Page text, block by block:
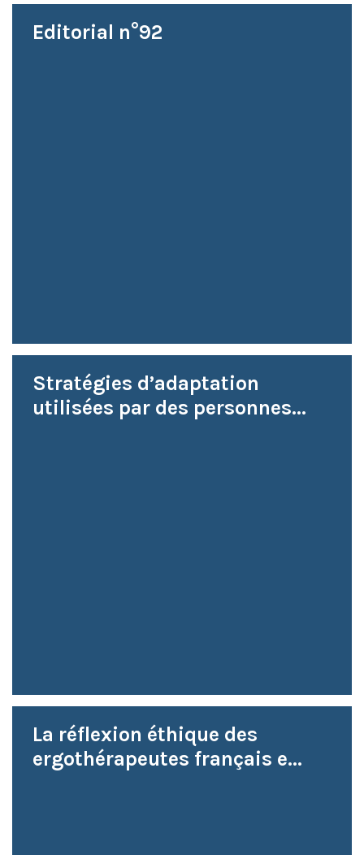
Editorial n°92
Stratégies d’adaptation
utilisées par des personnes...
La réflexion éthique des
ergothérapeutes français e...